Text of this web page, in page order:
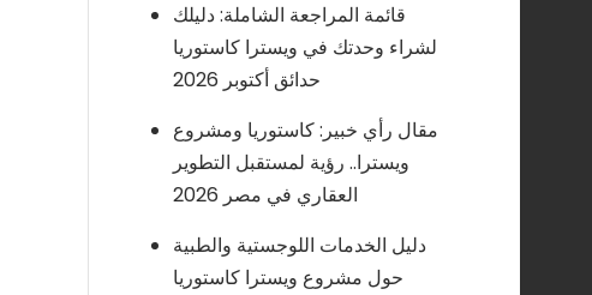
قائمة المراجعة الشاملة: دليلك
لشراء وحدتك في ويسترا كاستوريا
حدائق أكتوبر 2026
مقال رأي خبير: كاستوريا ومشروع
ويسترا.. رؤية لمستقبل التطوير
العقاري في مصر 2026
دليل الخدمات اللوجستية والطبية
حول مشروع ويسترا كاستوريا